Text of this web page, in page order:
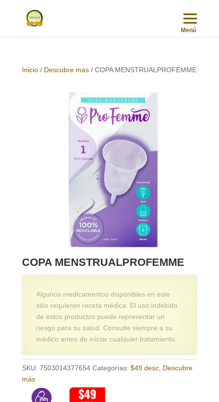
Inicio/ Descubre más/ COPA MENSTRUALPROFEMME
COPA MENSTRUALPROFEMME
Algunos medicamentos disponibles en este
sitio requieren receta médica. El uso indebido
de estos productos puede representar un
riesgo para su salud. Consulte siempre a su
médico antes de iniciar cualquier tratamiento.
SKU: 7503014377654 Categorías: $49 desc, Descubre
más